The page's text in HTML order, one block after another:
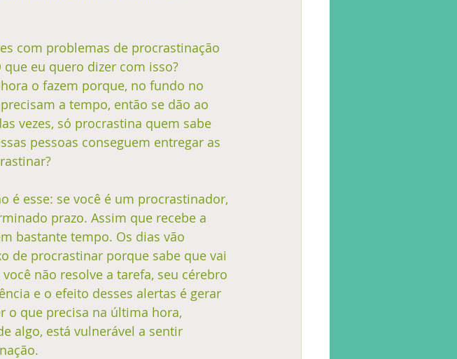
com problemas de procrastinação
eu quero dizer com isso?
o fazem porque, no fundo no
a tempo, então se dão ao
vezes, só procrastina quem sabe
pessoas conseguem entregar as
é esse: se você é um procrastinador,
prazo. Assim que recebe a
bastante tempo. Os dias vão
de procrastinar porque sabe que vai
não resolve a tarefa, seu cérebro
e o efeito desses alertas é gerar
o que precisa na última hora,
algo, está vulnerável a sentir